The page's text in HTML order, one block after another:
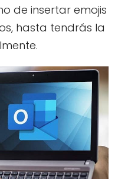
de insertar emojis
hasta tendrás la